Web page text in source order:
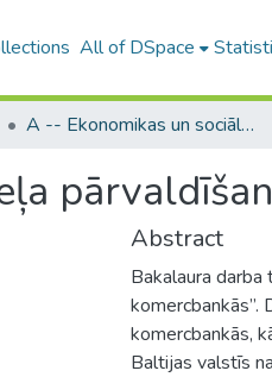
All of DSpace
A -- Ekonomikas un sociālo zinātņu fakultāte / Faculty of Economics and Social Sciences
Abstract
Bakalaura
komercbankās,
Baltijas valstīs